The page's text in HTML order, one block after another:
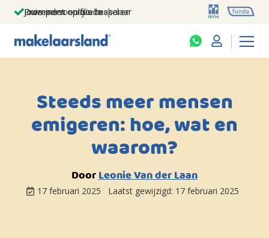
Jouw persoonlijke makelaar
Duizenden euro's besparen
Prominent op funda
Steeds meer mensen
emigeren: hoe, wat en
waarom?
DoorLeonie Van der Laan
17 februari 2025 Laatst gewijzigd: 17 februari 2025